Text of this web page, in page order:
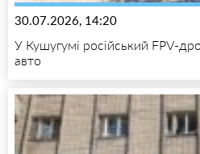
30.07.2026, 14:20
У Кушугумі російський FPV-
авто